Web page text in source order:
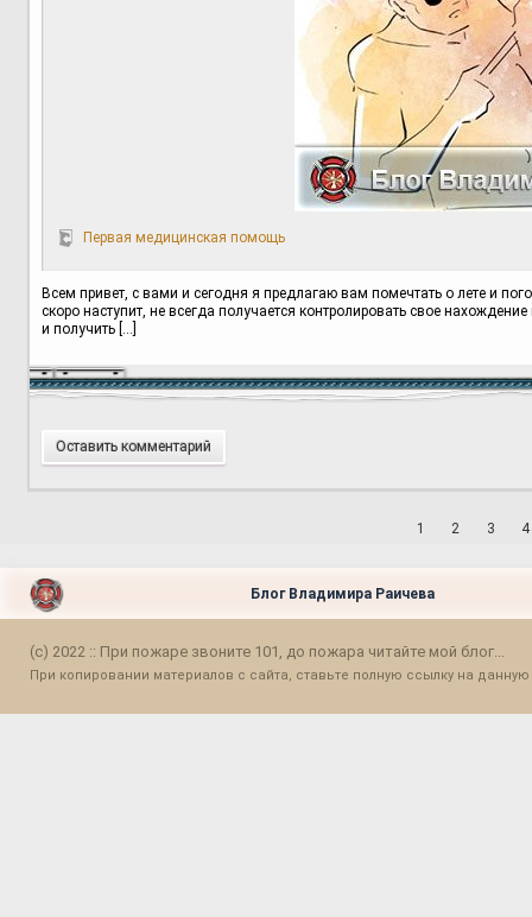
Первая медицинская помощь
Всем привет, с вами и сегодня я предлагаю вам помечтать о лете и
скоро наступит, не всегда получается контролировать свое
и получить […]
Оставить комментарий
1 2 3 4
Блог Владимира Раичева
(c) 2022 :: При пожаре звоните 101, до пожара читайте мой блог...
При копировании материалов с сайта, ставьте полную ссылку на данную